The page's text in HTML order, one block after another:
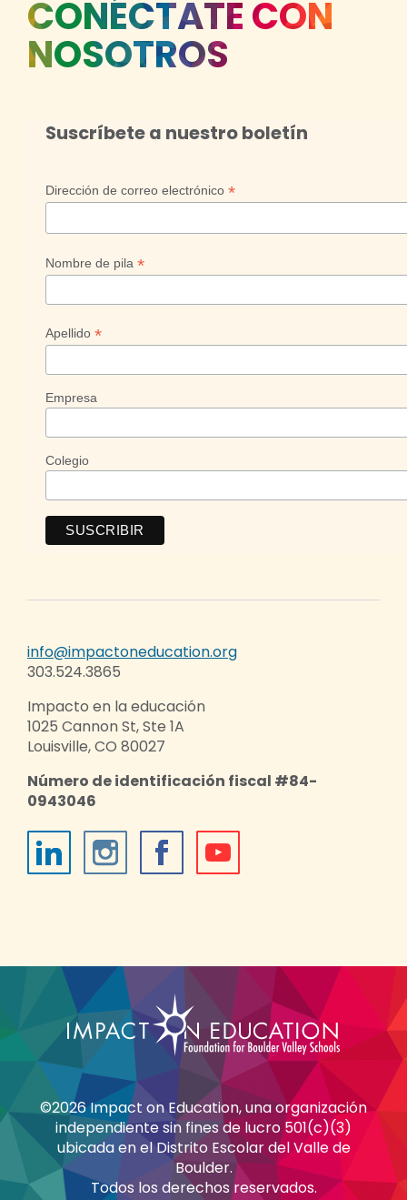
CONÉCTATE CON
NOSOTROS
Suscríbete a nuestro boletín
Dirección de correo electrónico *
Nombre de pila *
Apellido *
Empresa
Colegio
info@impactoneducation.org
303.524.3865
Impacto en la educación
1025 Cannon St, Ste 1A
Louisville, CO 80027
Número de identificación fiscal #84-
0943046
©2026 Impact on Education, una organización
independiente sin fines de lucro 501(c)(3)
ubicada en el Distrito Escolar del Valle de
Boulder.
Todos los derechos reservados.